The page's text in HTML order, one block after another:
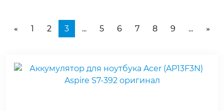
« 1 2 3 ... 5 6 7 8 9 ... »